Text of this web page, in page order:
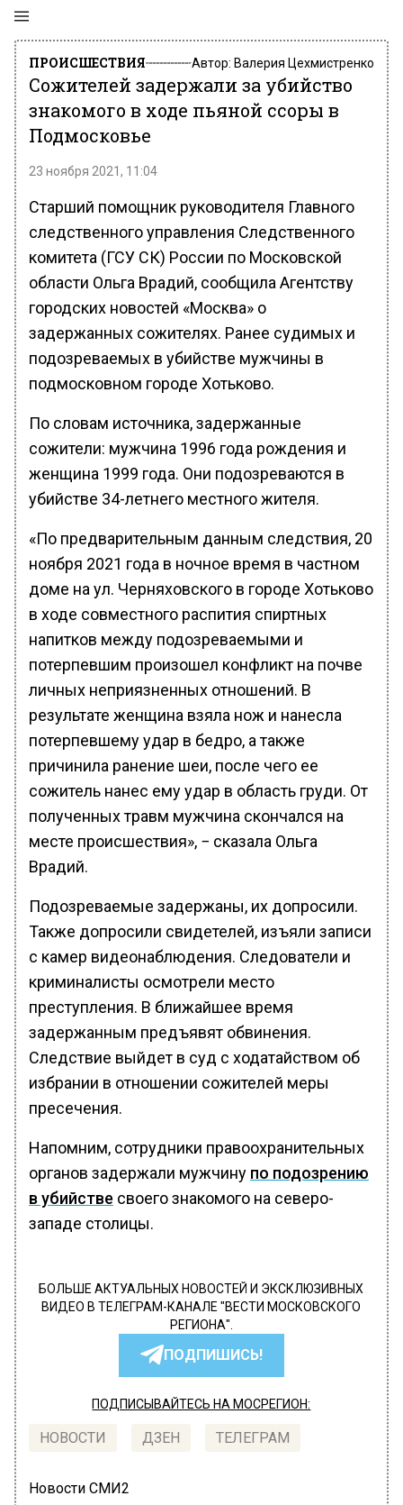
ПРОИСШЕСТВИЯ Автор: Валерия Цехмистренко
Сожителей задержали за убийство
знакомого в ходе пьяной ссоры в
Подмосковье
23 ноября 2021, 11:04
Старший помощник руководителя Главного
следственного управления Следственного
комитета (ГСУ СК) России по Московской
области Ольга Врадий, сообщила Агентству
городских новостей «Москва» о
задержанных сожителях. Ранее судимых и
подозреваемых в убийстве мужчины в
подмосковном городе Хотьково.
По словам источника, задержанные
сожители: мужчина 1996 года рождения и
женщина 1999 года. Они подозреваются в
убийстве 34-летнего местного жителя.
«По предварительным данным следствия, 20
ноября 2021 года в ночное время в частном
доме на ул. Черняховского в городе Хотьково
в ходе совместного распития спиртных
напитков между подозреваемыми и
потерпевшим произошел конфликт на почве
личных неприязненных отношений. В
результате женщина взяла нож и нанесла
потерпевшему удар в бедро, а также
причинила ранение шеи, после чего ее
сожитель нанес ему удар в область груди. От
полученных травм мужчина скончался на
месте происшествия», − сказала Ольга
Врадий.
Подозреваемые задержаны, их допросили.
Также допросили свидетелей, изъяли записи
с камер видеонаблюдения. Следователи и
криминалисты осмотрели место
преступления. В ближайшее время
задержанным предъявят обвинения.
Следствие выйдет в суд с ходатайством об
избрании в отношении сожителей меры
пресечения.
Напомним, сотрудники правоохранительных
органов задержали мужчину по подозрению
в убийстве своего знакомого на северо-
западе столицы.
БОЛЬШЕ АКТУАЛЬНЫХ НОВОСТЕЙ И ЭКСКЛЮЗИВНЫХ
ВИДЕО В ТЕЛЕГРАМ-КАНАЛЕ "ВЕСТИ МОСКОВСКОГО
РЕГИОНА".
ПОДПИШИСЬ!
ПОДПИСЫВАЙТЕСЬ НА МОСРЕГИОН:
НОВОСТИ ДЗЕН ТЕЛЕГРАМ
Новости СМИ2